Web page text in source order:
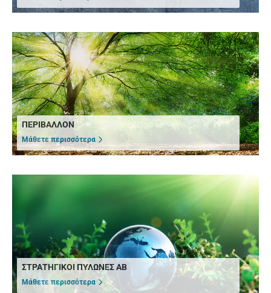
ΠΕΡΙΒΑΛΛΟΝ
Μάθετε περισσότερα
ΣΤΡΑΤΗΓΙΚΟΙ ΠΥΛΩΝΕΣ ΑΒ
Μάθετε περισσότερα